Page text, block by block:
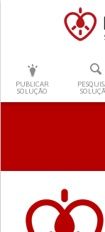
PUBLICAR
SOLUÇÃO